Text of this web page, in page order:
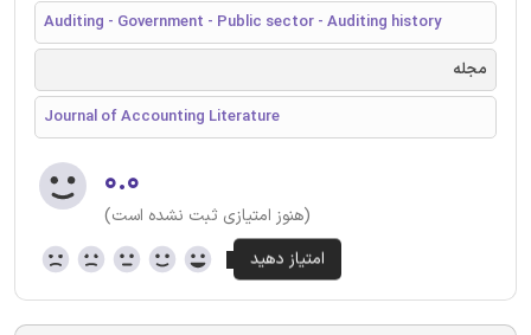
Auditing - Government - Public sector - Auditing history
مجله
Journal of Accounting Literature
۰.۰
(هنوز امتیازی ثبت نشده است)